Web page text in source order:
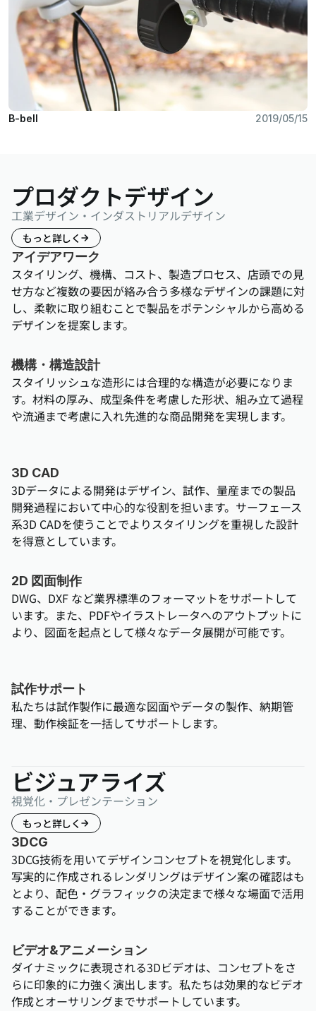
B-bell 2019/05/15
プロダクトデザイン
工業デザイン・インダストリアルデザイン
もっと詳しく
アイデアワーク
スタイリング、機構、コスト、製造プロセス、店頭での見
せ方など複数の要因が絡み合う多様なデザインの課題に対
し、柔軟に取り組むことで製品をポテンシャルから高める
デザインを提案します。
機構・構造設計
スタイリッシュな造形には合理的な構造が必要になりま
す。材料の厚み、成型条件を考慮した形状、組み立て過程
や流通まで考慮に入れ先進的な商品開発を実現します。
3D CAD
3Dデータによる開発はデザイン、試作、量産までの製品
開発過程において中心的な役割を担います。サーフェース
系3D CADを使うことでよりスタイリングを重視した設計
を得意としています。
2D 図面制作
DWG、DXF など業界標準のフォーマットをサポートして
います。また、PDFやイラストレータへのアウトプットに
より、図面を起点として様々なデータ展開が可能です。
試作サポート
私たちは試作製作に最適な図面やデータの製作、納期管
理、動作検証を一括してサポートします。
ビジュアライズ
視覚化・プレゼンテーション
もっと詳しく
3DCG
3DCG技術を用いてデザインコンセプトを視覚化します。
写実的に作成されるレンダリングはデザイン案の確認はも
とより、配色・グラフィックの決定まで様々な場面で活用
することができます。
ビデオ&アニメーション
ダイナミックに表現される3Dビデオは、コンセプトをさ
らに印象的に力強く演出します。私たちは効果的なビデオ
作成とオーサリングまでサポートしています。